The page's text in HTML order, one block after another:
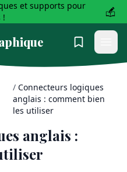
et supports pour
!
/ Connecteurs logiques
anglais : comment bien
les utiliser
anglais :